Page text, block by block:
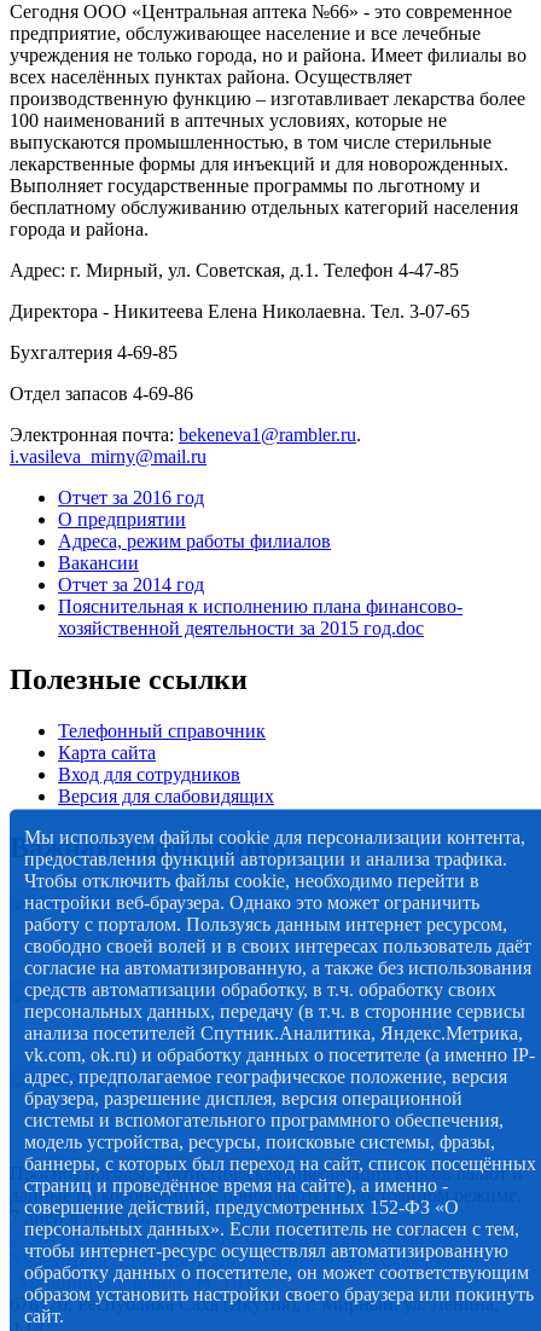
Сегодня ООО «Центральная аптека №66» - это современное
предприятие, обслуживающее население и все лечебные
учреждения не только города, но и района. Имеет филиалы во
всех населённых пунктах района. Осуществляет
производственную функцию – изготавливает лекарства более
100 наименований в аптечных условиях, которые не
выпускаются промышленностью, в том числе стерильные
лекарственные формы для инъекций и для новорожденных.
Выполняет государственные программы по льготному и
бесплатному обслуживанию отдельных категорий населения
города и района.
Адрес: г. Мирный, ул. Советская, д.1. Телефон 4-47-85
Директора - Никитеева Елена Николаевна. Тел. 3-07-65
Бухгалтерия 4-69-85
Отдел запасов 4-69-86
Электронная почта: bekeneva1@rambler.ru.
i.vasileva_mirny@mail.ru
Отчет за 2016 год
О предприятии
Адреса, режим работы филиалов
Вакансии
Отчет за 2014 год
Пояснительная к исполнению плана финансово-
хозяйственной деятельности за 2015 год.doc
Полезные ссылки
Телефонный справочник
Карта сайта
Вход для сотрудников
Версия для слабовидящих
Важная информация
Прогноз погоды, статистическая информация курсов валют и
данные по коронавирусу, обновляются в постоянном режиме,
7 дней в неделю.
© 2012-2020 Наименование СМИ: алмазный-край.рф.
Учредитель Администрация муниципального образования
"Мирнинский район" РС (Я)
678170, Республика Саха (Якутия), г. Мирный, ул. Ленина,
д.19.
Мы используем файлы cookie для персонализации контента,
предоставления функций авторизации и анализа трафика.
Чтобы отключить файлы cookie, необходимо перейти в
настройки веб-браузера. Однако это может ограничить
работу с порталом. Пользуясь данным интернет ресурсом,
свободно своей волей и в своих интересах пользователь даёт
согласие на автоматизированную, а также без использования
средств автоматизации обработку, в т.ч. обработку своих
персональных данных, передачу (в т.ч. в сторонние сервисы
анализа посетителей Спутник.Аналитика, Яндекс.Метрика,
vk.com, ok.ru) и обработку данных о посетителе (а именно IP-
адрес, предполагаемое географическое положение, версия
браузера, разрешение дисплея, версия операционной
системы и вспомогательного программного обеспечения,
модель устройства, ресурсы, поисковые системы, фразы,
баннеры, с которых был переход на сайт, список посещённых
страниц и проведённое время на сайте), а именно -
совершение действий, предусмотренных 152-ФЗ «О
персональных данных». Если посетитель не согласен с тем,
чтобы интернет-ресурс осуществлял автоматизированную
обработку данных о посетителе, он может соответствующим
образом установить настройки своего браузера или покинуть
сайт.